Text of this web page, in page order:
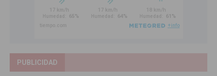
PUBLICIDAD